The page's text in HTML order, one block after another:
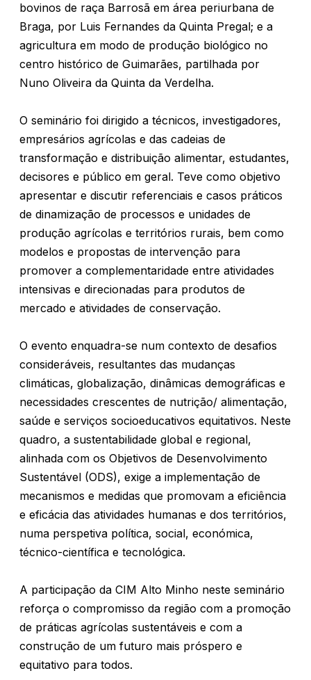
bovinos de raça Barrosã em área periurbana de
Braga, por Luis Fernandes da Quinta Pregal; e a
agricultura em modo de produção biológico no
centro histórico de Guimarães, partilhada por
Nuno Oliveira da Quinta da Verdelha.
O seminário foi dirigido a técnicos, investigadores,
empresários agrícolas e das cadeias de
transformação e distribuição alimentar, estudantes,
decisores e público em geral. Teve como objetivo
apresentar e discutir referenciais e casos práticos
de dinamização de processos e unidades de
produção agrícolas e territórios rurais, bem como
modelos e propostas de intervenção para
promover a complementaridade entre atividades
intensivas e direcionadas para produtos de
mercado e atividades de conservação.
O evento enquadra-se num contexto de desafios
consideráveis, resultantes das mudanças
climáticas, globalização, dinâmicas demográficas e
necessidades crescentes de nutrição/ alimentação,
saúde e serviços socioeducativos equitativos. Neste
quadro, a sustentabilidade global e regional,
alinhada com os Objetivos de Desenvolvimento
Sustentável (ODS), exige a implementação de
mecanismos e medidas que promovam a eficiência
e eficácia das atividades humanas e dos territórios,
numa perspetiva política, social, económica,
técnico-científica e tecnológica.
A participação da CIM Alto Minho neste seminário
reforça o compromisso da região com a promoção
de práticas agrícolas sustentáveis e com a
construção de um futuro mais próspero e
equitativo para todos.